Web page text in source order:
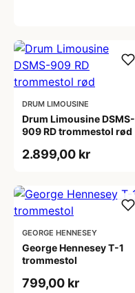
DRUM LIMOUSINE
Drum Limousine DSMS-
909 RD trommestol rød
2.899,00 kr
GEORGE HENNESEY
George Hennesey T-1
trommestol
799,00 kr